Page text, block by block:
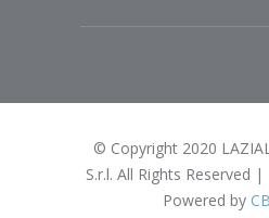
© Copyright 2020
S.r.l. All Rights Reserved
Powered by